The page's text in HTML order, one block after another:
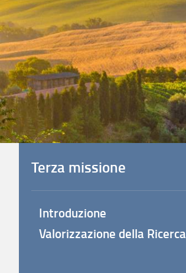
Terza missione
Introduzione
Valorizzazione della Ricerca